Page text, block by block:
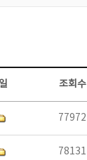
조회수
77972
78131